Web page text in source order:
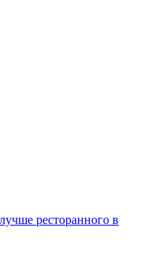
ресторанного в